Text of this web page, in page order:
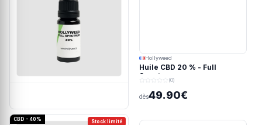
Hollyweed
Huile CBD 20 % - Full
Spectrum
(0)
dès49.90€
Stock limité
CBD - 40%